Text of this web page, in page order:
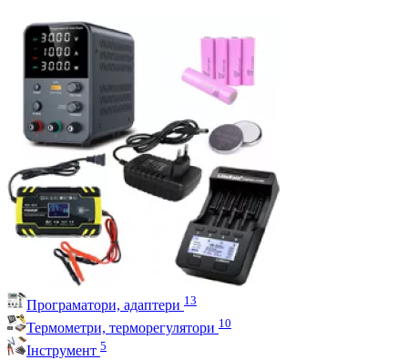
Програматори, адаптери 13
Термометри, терморегулятори 10
Інструмент 5